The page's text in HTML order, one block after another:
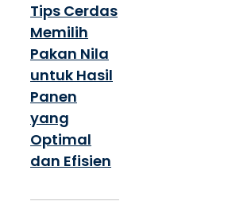
Tips Cerdas
Memilih
Pakan Nila
untuk Hasil
Panen
yang
Optimal
dan Efisien